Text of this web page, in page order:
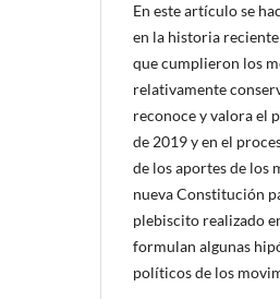
En este artículo se
en la historia
que cumplieron los
relativamente
reconoce y valora el
de 2019 y en el
de los aportes de los
nueva Constitución
plebiscito realizado
formulan algunas
políticos de los